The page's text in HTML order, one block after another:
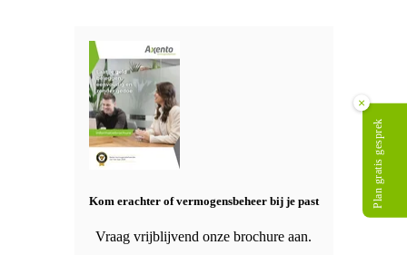
Kom erachter of vermogensbeheer bij je past
Vraag vrijblijvend onze brochure aan.
×
Plan gratis gesprek